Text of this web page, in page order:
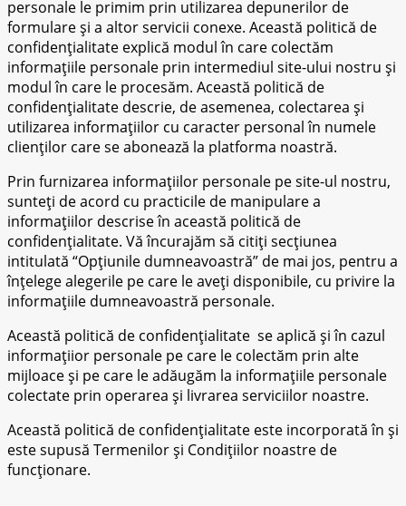
personale le primim prin utilizarea depunerilor de
formulare și a altor servicii conexe. Această politică de
confidențialitate explică modul în care colectăm
informațiile personale prin intermediul site-ului nostru și
modul în care le procesăm. Această politică de
confidențialitate descrie, de asemenea, colectarea și
utilizarea informațiilor cu caracter personal în numele
clienților care se abonează la platforma noastră.
Prin furnizarea informațiilor personale pe site-ul nostru,
sunteți de acord cu practicile de manipulare a
informațiilor descrise în această politică de
confidențialitate. Vă încurajăm să citiți secțiunea
intitulată “Opțiunile dumneavoastră” de mai jos, pentru a
înțelege alegerile pe care le aveți disponibile, cu privire la
informațiile dumneavoastră personale.
Această politică de confidențialitate se aplică și în cazul
informațiior personale pe care le colectăm prin alte
mijloace și pe care le adăugăm la informațiile personale
colectate prin operarea și livrarea serviciilor noastre.
Această politică de confidențialitate este incorporată în și
este supusă Termenilor și Condițiilor noastre de
funcționare.